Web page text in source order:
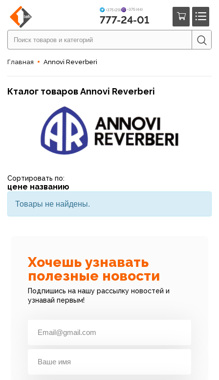
+375 (29) +375 (44)
777-24-01
Главная Annovi Reverberi
Кталог товаров Annovi Reverberi
Сортировать по:
цене названию
Товары не найдены.
Хочешь узнавать
полезные новости
Подпишись на нашу рассылку новостей и
узнавай первым!